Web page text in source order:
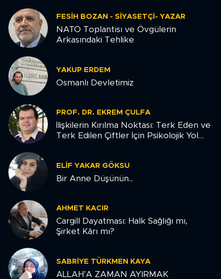
FESIH BOZAN - SIYASETÇI- YAZAR
NATO Toplantısı ve Övgülerin
Arkasındaki Tehlike
YAKUP ERDEM
Osmanlı Devletimiz
PROF. DR. EKREM ÇULFA
İlişkilerin Kırılma Noktası: Terk Eden ve
Terk Edilen Çiftler İçin Psikolojik Yol
ELIF YAKAR GÖKSU
Bir Anne Düşünün...
AHMET KACIR
Cargill Dayatması: Halk Sağlığı mı,
Şirket Kârı mı?
SABRIYE TÜRKMEN KAYA
ALLAH’A ZAMAN AYIRMAK